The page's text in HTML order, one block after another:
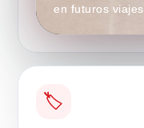
en futuros viajes.
🏷